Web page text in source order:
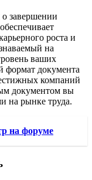
завершении
роста и
на
ваших
документа
компаний
документом вы
на рынке труда.
на форуме